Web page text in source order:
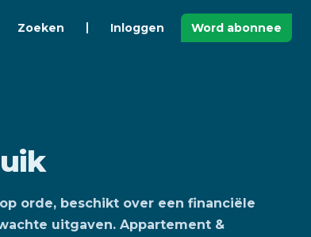
Zoeken Inloggen Word abonnee
orde, beschikt over een financiële
uitgaven. Appartement &